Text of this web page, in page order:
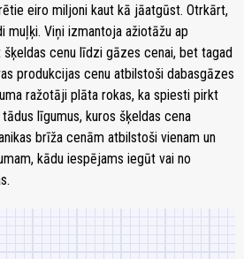
eiro miljoni kaut kā jāatgūst. Otrkārt,
muļķi. Viņi izmantoja ažiotāžu ap
cenu līdzi gāzes cenai, bet tagad
produkcijas cenu atbilstoši dabasgāzes
ražotāji plāta rokas, ka spiesti pirkt
līgumus, kuros šķeldas cena
brīža cenām atbilstoši vienam un
kādu iespējams iegūt vai no